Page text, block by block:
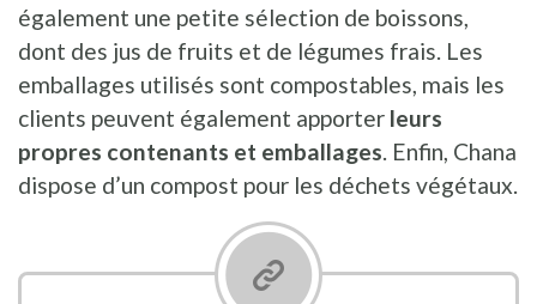
également une petite sélection de boissons,
dont des jus de fruits et de légumes frais. Les
emballages utilisés sont compostables, mais les
clients peuvent également apporter leurs
propres contenants et emballages. Enfin, Chana
dispose d’un compost pour les déchets végétaux.